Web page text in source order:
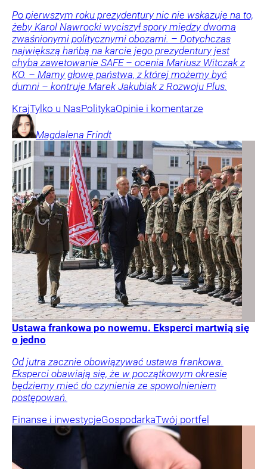
Po pierwszym roku prezydentury nic nie wskazuje na to,
żeby Karol Nawrocki wyciszył spory między dwoma
zwaśnionymi politycznymi obozami. – Dotychczas
największą hańbą na karcie jego prezydentury jest
chyba zawetowanie SAFE – ocenia Mariusz Witczak z
KO. – Mamy głowę państwa, z której możemy być
dumni – kontruje Marek Jakubiak z Rozwoju Plus.
KrajTylko u NasPolitykaOpinie i komentarze
Magdalena Frindt
Ustawa frankowa po nowemu. Eksperci martwią się
o jedno
Od jutra zacznie obowiązywać ustawa frankowa.
Eksperci obawiają się, że w początkowym okresie
będziemy mieć do czynienia ze spowolnieniem
postępowań.
Finanse i inwestycjeGospodarkaTwój portfel